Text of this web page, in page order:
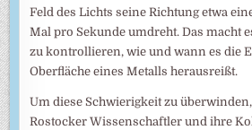
Feld des Lichts seine Richtung etwa
Mal pro Sekunde umdreht. Das macht
zu kontrollieren, wie und wann es die
Oberfläche eines Metalls herausreißt.
Um diese Schwierigkeit zu
Rostocker Wissenschaftler und ihre